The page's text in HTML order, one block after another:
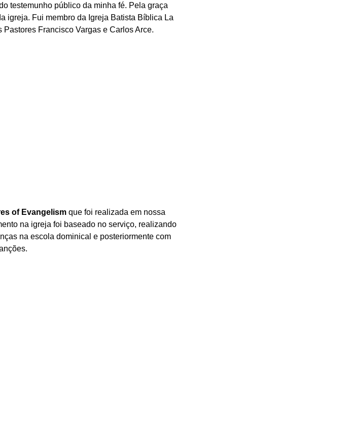
testemunho público da minha fé. Pela graça
igreja. Fui membro da Igreja Batista Bíblica La
Francisco Vargas e Carlos Arce.
of Evangelism que foi realizada em nossa
na igreja foi baseado no serviço, realizando
na escola dominical e posteriormente com